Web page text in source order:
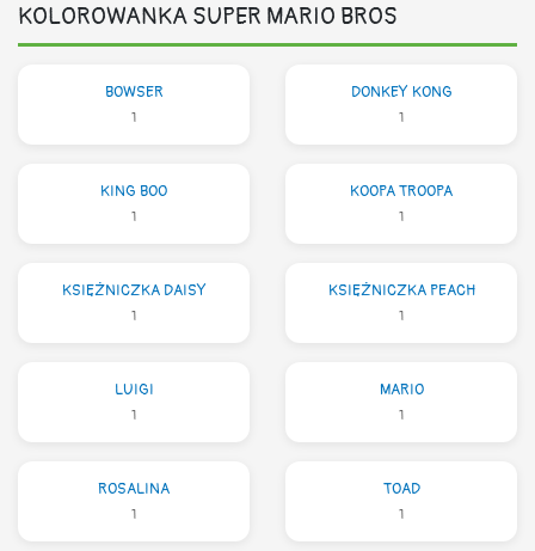
KOLOROWANKA SUPER MARIO BROS
BOWSER
1
DONKEY KONG
1
KING BOO
1
KOOPA TROOPA
1
KSIĘŻNICZKA DAISY
1
KSIĘŻNICZKA PEACH
1
LUIGI
1
MARIO
1
ROSALINA
1
TOAD
1